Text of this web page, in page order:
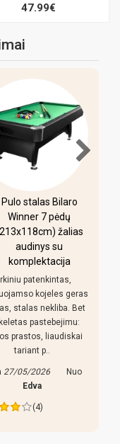
47.99€
Pulo stalas Bilaro
Winner 7 pėdų
žalias
audinys su
komplektacija
patenkintas,
kojeles geras
stalas nekliba. Bet
pastebejimu:
prastos, liaudiskai
tariant p..
27/05/2026
Nuo
Edva
(4)